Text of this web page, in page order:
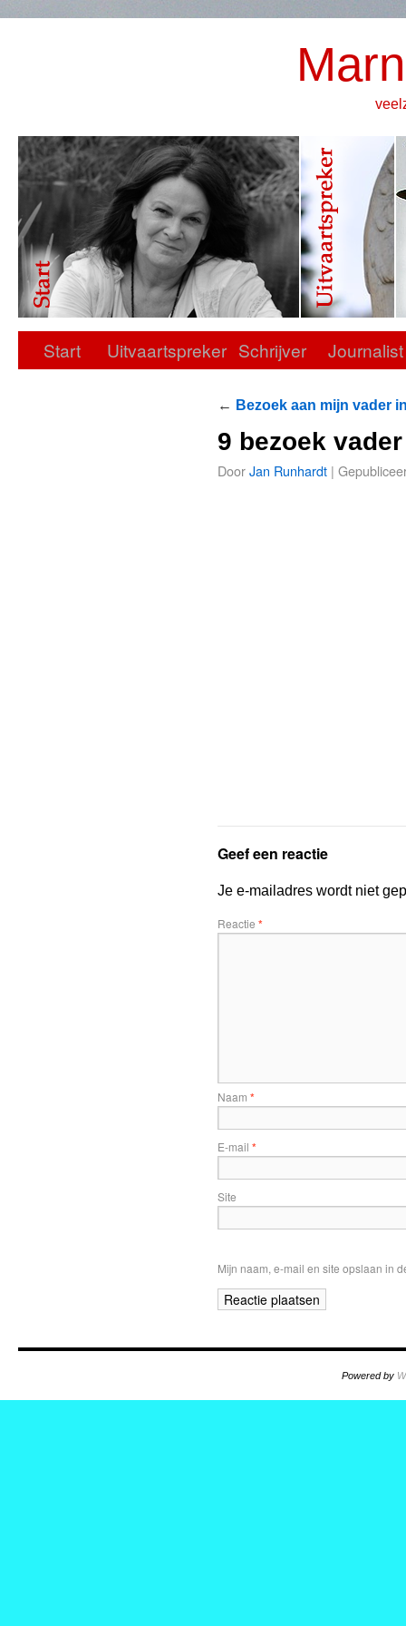
Start Uitvaartspreker Schrijver Journalist
← Bezoek aan mijn vader
9 bezoek vader
DoorJan Runhardt |
Geef een reactie
Je e-mailadres wordt niet
Reactie *
Naam *
E-mail *
Site
Mijn naam, e-mail en site opslaan in
Powered by